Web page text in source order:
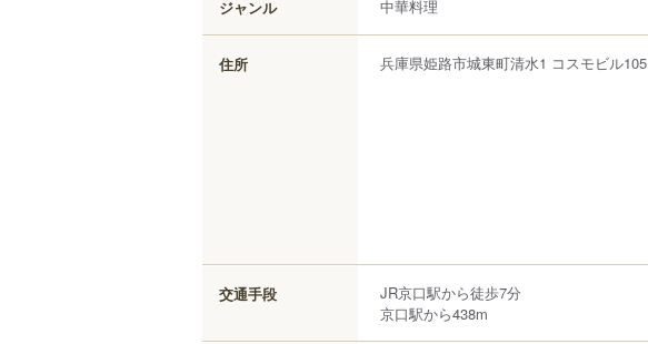
ジャンル 中華料理
住所 兵庫県姫路市城東町清水1 コスモビル105
交通手段
JR京口駅から徒歩7分
京口駅から438m